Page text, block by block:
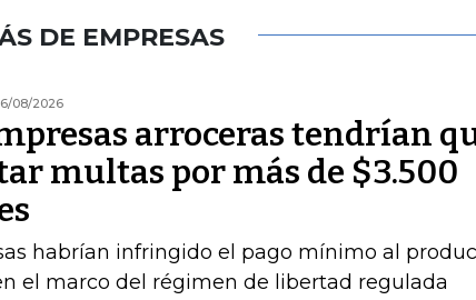
DE EMPRESAS
08/2026
arroceras tendrían
multas por más de $3.500
habrían infringido el pago mínimo al
el marco del régimen de libertad regulada